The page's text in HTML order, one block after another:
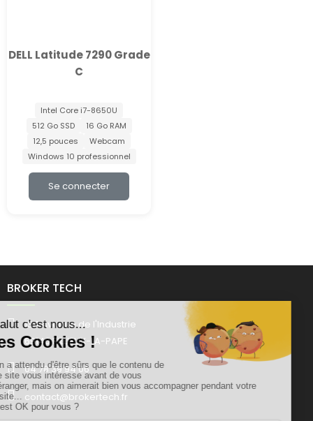
DELL Latitude 7290 Grade
C
Intel Core i7-8650U
512 Go SSD
16 Go RAM
12,5 pouces
Webcam
Windows 10 professionnel
Se connecter
BROKER TECH
134 Avenue de l'Industrie
69140 RILLIEUX-LA-PAPE
04 78 39 94 06
contact@brokertech.fr